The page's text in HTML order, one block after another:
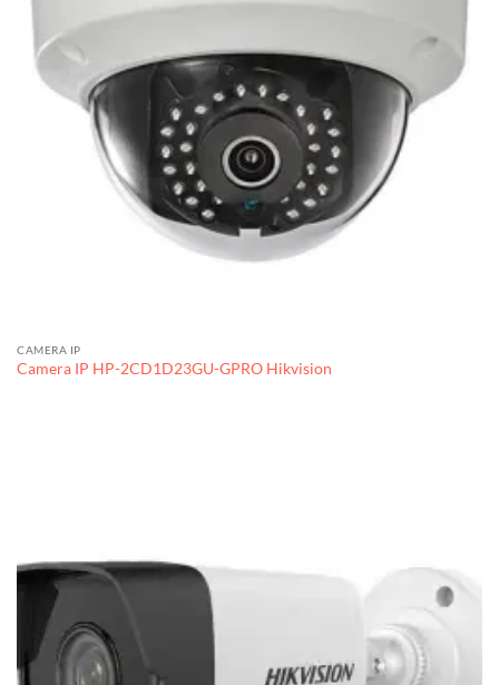
CAMERA IP
Camera IP HP-2CD1D23GU-GPRO Hikvision